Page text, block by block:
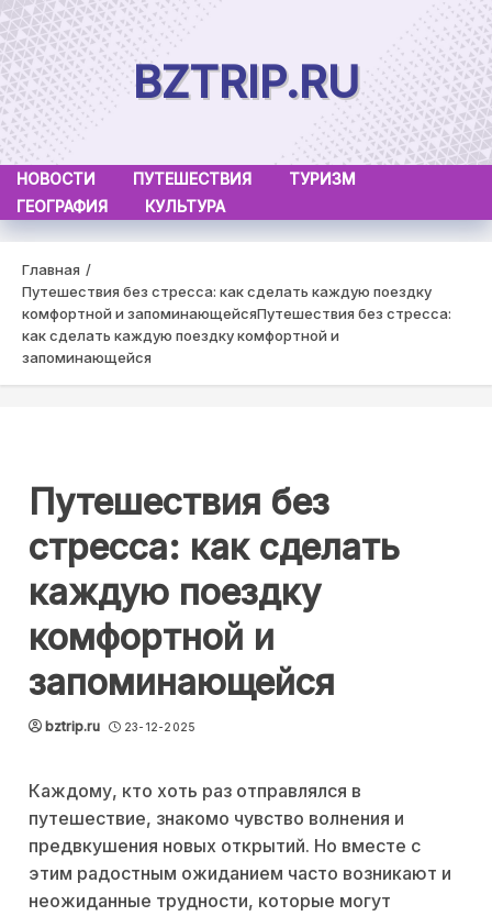
Skip
to
content
BZTRIP.RU
НОВОСТИ ПУТЕШЕСТВИЯ
ТУРИЗМ
ГЕОГРАФИЯ
КУЛЬТУРА
Главная
Путешествия без стресса: как сделать каждую поездку
комфортной и запоминающейсяПутешествия без стресса:
как сделать каждую поездку комфортной и
запоминающейся
Путешествия без
стресса: как сделать
каждую поездку
комфортной и
запоминающейся
bztrip.ru 23-12-2025
Каждому, кто хоть раз отправлялся в
путешествие, знакомо чувство волнения и
предвкушения новых открытий. Но вместе с
этим радостным ожиданием часто возникают и
неожиданные трудности, которые могут